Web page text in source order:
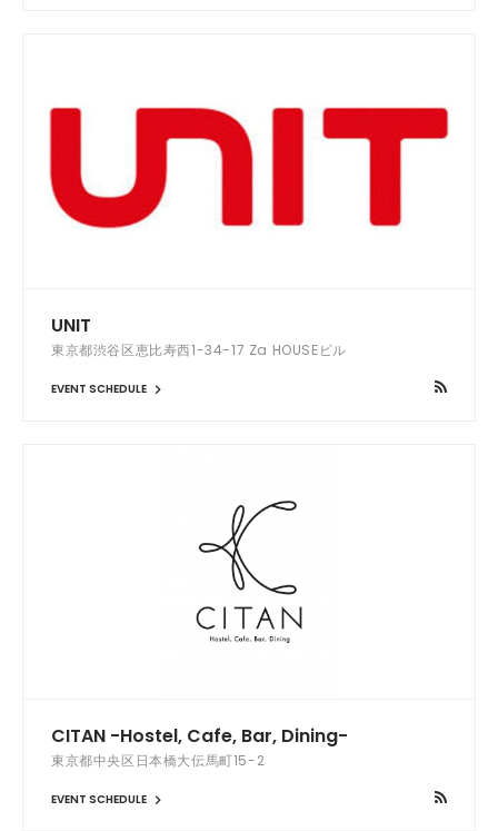
UNIT
東京都渋谷区恵比寿西1-34-17 Za HOUSEビル
EVENT SCHEDULE
CITAN -Hostel, Cafe, Bar, Dining-
東京都中央区日本橋大伝馬町15-2
EVENT SCHEDULE